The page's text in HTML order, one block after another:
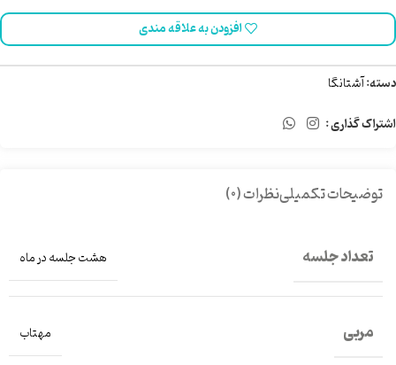
افزودن به علاقه مندی
دسته:آشتانگا
اشتراک گذاری :
توضیحات تکمیلینظرات (0)
تعداد جلسه هشت جلسه در ماه
مربی مهتاب